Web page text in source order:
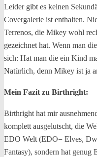
Leider gibt es keinen
Covergalerie ist enthalten.
Terrenos, die Mikey wohl
gezeichnet hat. Wenn man
sich: Hat man die ein Kind
Natürlich, denn Mikey ist ja
Mein Fazit zu Birthright:
Birthright hat mir
komplett ausgelutscht, die
EDO Welt (EDO= Elves,
Fantasy), sondern hat